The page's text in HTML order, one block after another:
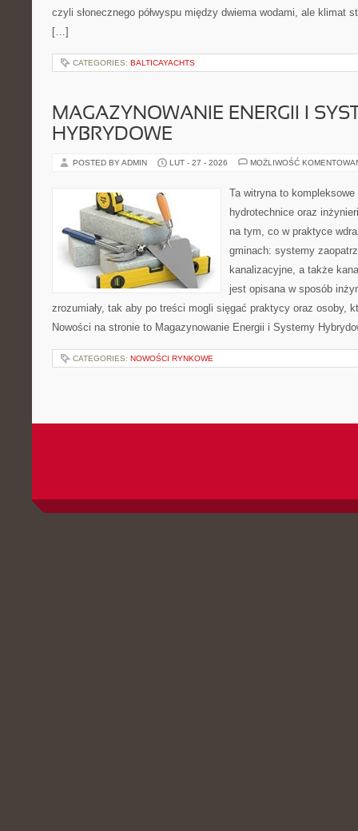
czyli słonecznego półwyspu między dwiema wodami, ale klimat
[…]
CATEGORIES: BALTICAYACHTS
MAGAZYNOWANIE ENERGII I
HYBRYDOWE
POSTED BY ADMIN LUT - 27 - 2026 MOŻLIWOŚĆ
Ta witryna to
hydrotechnice oraz
na tym, co w praktyce
gminach: systemy
kanalizacyjne, a także
jest opisana w sposób
zrozumiały, tak aby po treści mogli sięgać praktycy oraz osoby,
Nowości na stronie to Magazynowanie Energii i Systemy
CATEGORIES: NOWOŚCI RYNKOWE